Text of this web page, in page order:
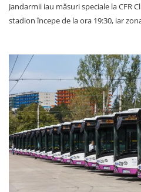
Jandarmii iau măsuri speciale la CFR
stadion începe de la ora 19:30, iar